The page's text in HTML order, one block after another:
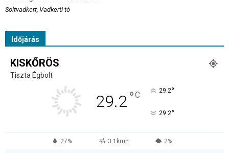
Soltvadkert, Vadkerti-tó
Időjárás
KISKŐRÖS
Tiszta Égbolt
29.2°C 29.2°
29.2°
27% 3.1kmh 2%